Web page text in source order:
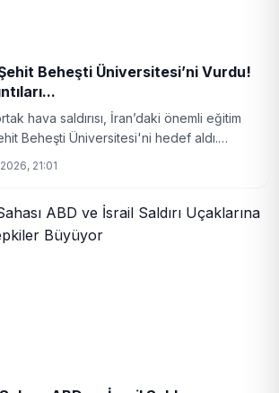
Beheşti Üniversitesi’ni Vurdu!
hava saldırısı, İran’daki önemli eğitim
Beheşti Üniversitesi'ni hedef aldı.
21:01